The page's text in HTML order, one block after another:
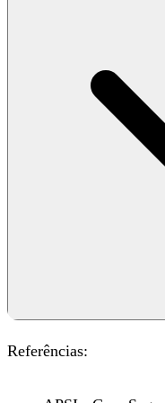
Referências: